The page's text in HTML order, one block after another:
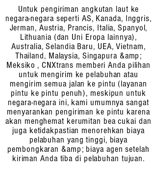
Untuk pengiriman angkutan laut ke
negara-negara seperti AS, Kanada, Inggris,
Jerman, Austria, Prancis, Italia, Spanyol,
Lithuania (dan Uni Eropa lainnya),
Australia, Selandia Baru, UEA, Vietnam,
Thailand, Malaysia, Singapura &amp;
Meksiko , CNXtrans memberi Anda pilihan
untuk mengirim ke pelabuhan atau
mengirim semua jalan ke pintu (layanan
pintu ke pintu penuh), meskipun untuk
negara-negara ini, kami umumnya sangat
menyarankan pengiriman ke pintu karena
akan menghemat kerumitan bea cukai dan
juga ketidakpastian menorehkan biaya
pelabuhan yang tinggi, biaya
pembongkaran &amp; biaya agen setelah
kiriman Anda tiba di pelabuhan tujuan.